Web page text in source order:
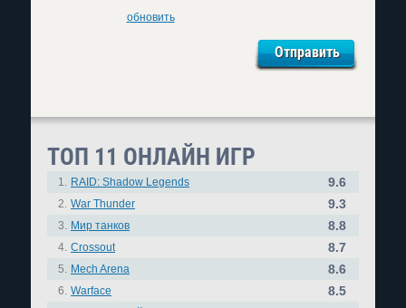
обновить
ТОП 11 ОНЛАЙН ИГР
1. RAID: Shadow Legends 9.6
2. War Thunder 9.3
3. Мир танков 8.8
4. Crossout 8.7
5. Mech Arena 8.6
6. Warface 8.5